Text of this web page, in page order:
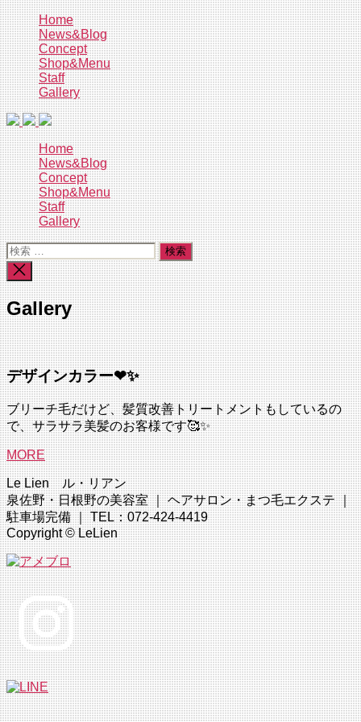
コ
ン
テ
ン
ツ
へ
ス
キ
ッ
プ
Home
News&Blog
Concept
Shop&Menu
Staff
Gallery
Home
News&Blog
Concept
Shop&Menu
Staff
Gallery
検
索
対
象:
検
索
を
閉
じ
る
Gallery
デザインカラー❤✨
ブリーチ毛だけど、髪質改善トリートメントもしているの
で、サラサラ美髪のお客様です🥰✨
MORE
Le Lien ル・リアン
泉佐野・日根野の美容室 ｜ ヘアサロン・まつ毛エクステ ｜
駐車場完備 ｜ TEL：072-424-4419
Copyright © LeLien